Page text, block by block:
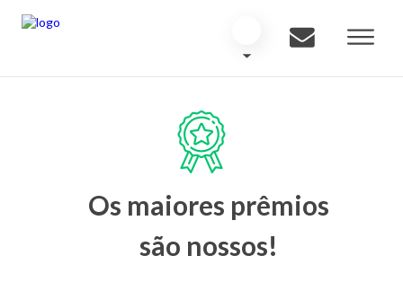
Os maiores prêmios
são nossos!